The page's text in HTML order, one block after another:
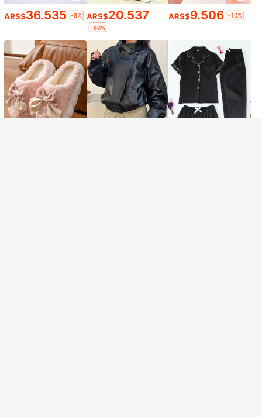
Lo sentimos, este producto está agotado.
AGOTADO
ARS$36.535 -8% ARS$20.537
-69%
ARS$9.506 -10%
Consigue 20% OFF Regístrate